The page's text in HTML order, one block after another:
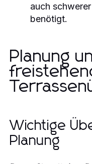
auch
benötigt.
Planung
Wichtige
Planung